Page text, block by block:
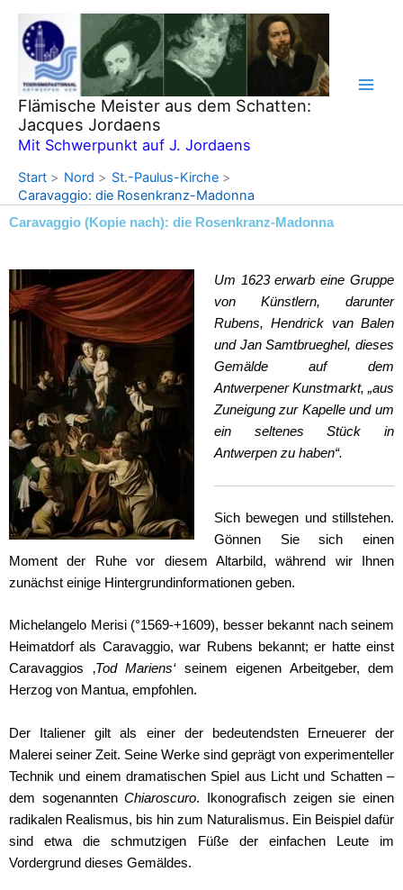
Zum
Inhalt
springen
Flämische Meister aus dem Schatten:
Jacques Jordaens
Mit Schwerpunkt auf J. Jordaens
Start Nord
St.-Paulus-Kirche
Caravaggio: die Rosenkranz-Madonna
Caravaggio (Kopie nach): die Rosenkranz-Madonna
Um 1623 erwarb eine Gruppe
von Künstlern, darunter
Rubens, Hendrick van Balen
und Jan Samtbrueghel, dieses
Gemälde auf dem
Antwerpener Kunstmarkt, „aus
Zuneigung zur Kapelle und um
ein seltenes Stück in
Antwerpen zu haben“.
Sich bewegen und stillstehen.
Gönnen Sie sich einen
Moment der Ruhe vor diesem Altarbild, während wir Ihnen
zunächst einige Hintergrundinformationen geben.
Michelangelo Merisi (°1569-+1609), besser bekannt nach seinem
Heimatdorf als Caravaggio, war Rubens bekannt; er hatte einst
Caravaggios ‚Tod Mariens‘seinem eigenen Arbeitgeber, dem
Herzog von Mantua, empfohlen.
Der Italiener gilt als einer der bedeutendsten Erneuerer der
Malerei seiner Zeit. Seine Werke sind geprägt von experimenteller
Technik und einem dramatischen Spiel aus Licht und Schatten –
dem sogenanntenChiaroscuro. Ikonografisch zeigen sie einen
radikalen Realismus, bis hin zum Naturalismus. Ein Beispiel dafür
sind etwa die schmutzigen Füße der einfachen Leute im
Vordergrund dieses Gemäldes.